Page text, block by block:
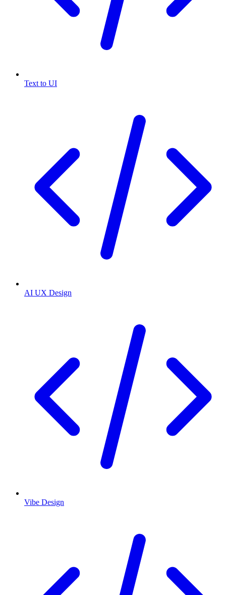
Text to UI
AI UX Design
Vibe Design